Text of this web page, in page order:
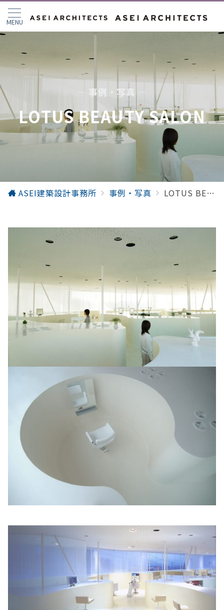
MENU
— 事例・写真 —
LOTUS BEAUTY SALON
ASEI建築設計事務所 事例・写真 LOTUS BEAUTY SALON